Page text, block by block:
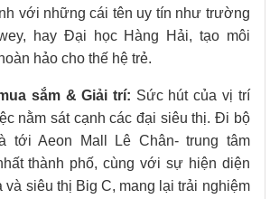
với những cái tên uy tín như trường
hay Đại học Hàng Hải, tạo môi
hảo cho thế hệ trẻ.
sắm & Giải trí: Sức hút của vị trí
nằm sát cạnh các đại siêu thị. Đi bộ
tới Aeon Mall Lê Chân- trung tâm
thành phố, cùng với sự hiện diện
và siêu thị Big C, mang lại trải nghiệm